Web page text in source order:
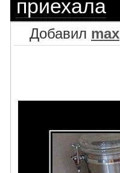
приехала
Добавил max